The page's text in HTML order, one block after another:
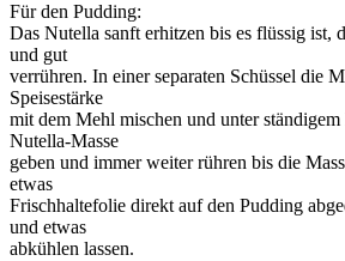
Für den Pudding:
Das Nutella sanft erhitzen bis es flüssig ist,
und gut
verrühren. In einer separaten Schüssel die
Speisestärke
mit dem Mehl mischen und unter
Nutella-Masse
geben und immer weiter rühren bis die
etwas
Frischhaltefolie direkt auf den Pudding
und etwas
abkühlen lassen.